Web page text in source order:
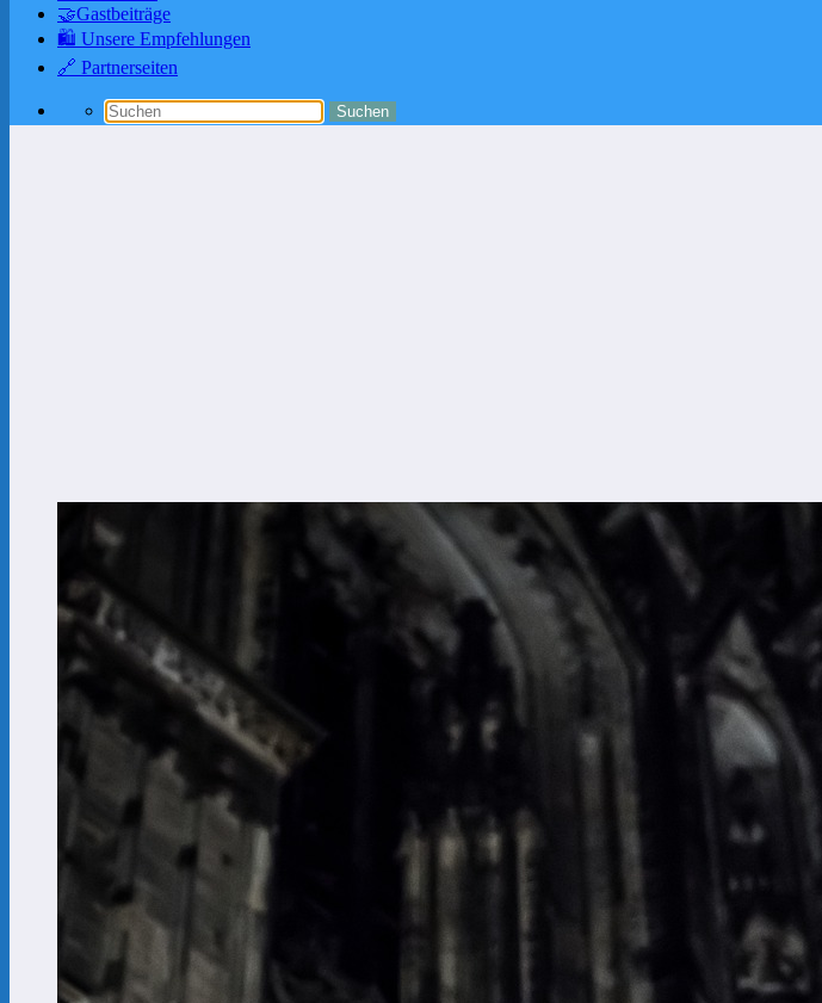
🤝Gastbeiträge
🛍️ Unsere Empfehlungen
🔗 Partnerseiten